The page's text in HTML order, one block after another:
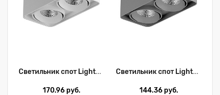
Светильник спот Lightstar Monocco 052326
170.96 руб.
Светильник спот Lightstar Monocco 052129
144.36 руб.